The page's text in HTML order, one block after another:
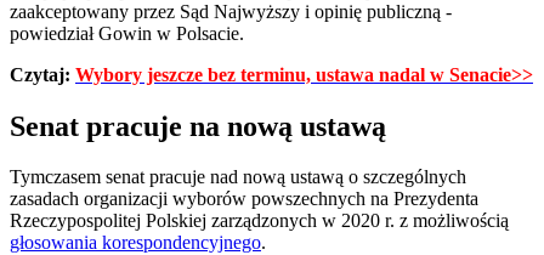
zaakceptowany przez Sąd Najwyższy i opinię publiczną -
powiedział Gowin w Polsacie.
Czytaj: Wybory jeszcze bez terminu, ustawa nadal w Senacie>>
Senat pracuje na nową ustawą
Tymczasem senat pracuje nad nową ustawą o szczególnych
zasadach organizacji wyborów powszechnych na Prezydenta
Rzeczypospolitej Polskiej zarządzonych w 2020 r. z możliwością
głosowania korespondencyjnego.